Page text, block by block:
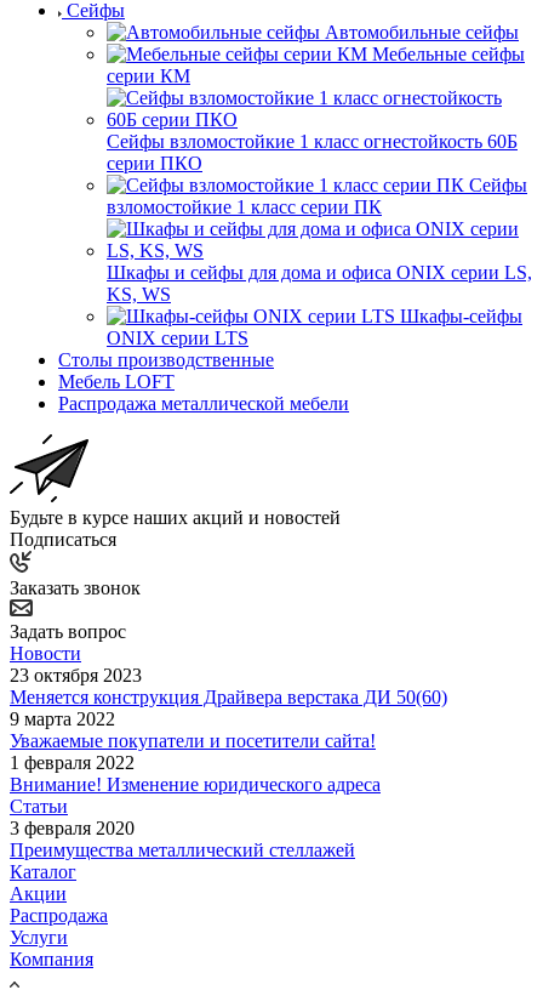
Сейфы
Автомобильные сейфы
Мебельные сейфы
серии КМ
Сейфы взломостойкие 1 класс огнестойкость 60Б
серии ПКО
Сейфы
взломостойкие 1 класс серии ПК
Шкафы и сейфы для дома и офиса ONIX серии LS,
KS, WS
Шкафы-сейфы
ONIX серии LTS
Столы производственные
Мебель LOFT
Распродажа металлической мебели
Будьте в курсе наших акций и новостей
Подписаться
Заказать звонок
Задать вопрос
Новости
23 октября 2023
Меняется конструкция Драйвера верстака ДИ 50(60)
9 марта 2022
Уважаемые покупатели и посетители сайта!
1 февраля 2022
Внимание! Изменение юридического адреса
Статьи
3 февраля 2020
Преимущества металлический стеллажей
Каталог
Акции
Распродажа
Услуги
Компания